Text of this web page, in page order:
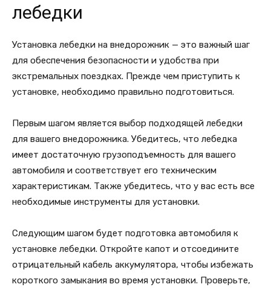
лебедки
Установка лебедки на внедорожник — это важный шаг
для обеспечения безопасности и удобства при
экстремальных поездках. Прежде чем приступить к
установке, необходимо правильно подготовиться.
Первым шагом является выбор подходящей лебедки
для вашего внедорожника. Убедитесь, что лебедка
имеет достаточную грузоподъемность для вашего
автомобиля и соответствует его техническим
характеристикам. Также убедитесь, что у вас есть все
необходимые инструменты для установки.
Следующим шагом будет подготовка автомобиля к
установке лебедки. Откройте капот и отсоедините
отрицательный кабель аккумулятора, чтобы избежать
короткого замыкания во время установки. Проверьте,